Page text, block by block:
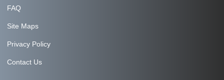
FAQ
Site Maps
Privacy Policy
Contact Us